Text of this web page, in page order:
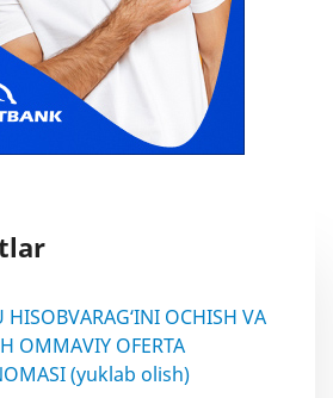
HISOBVARAG‘INI OCHISH VA
OMMAVIY OFERTA
(yuklab olish)